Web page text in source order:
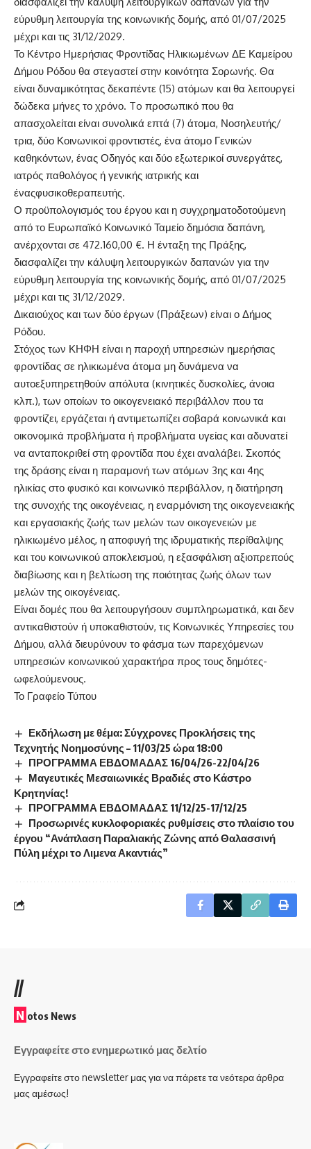
εύρυθμη λειτουργία της κοινωνικής δομής, από 01/07/2025
μέχρι και τις 31/12/2029.
Το Κέντρο Ημερήσιας Φροντίδας Ηλικιωμένων ΔΕ Καμείρου
Δήμου Ρόδου θα στεγαστεί στην κοινότητα Σορωνής. Θα
είναι δυναμικότητας δεκαπέντε (15) ατόμων και θα λειτουργεί
δώδεκα μήνες το χρόνο. To προσωπικό που θα
απασχολείται είναι συνολικά επτά (7) άτομα, Νοσηλευτής/
τρια, δύο Κοινωνικοί φροντιστές, ένα άτομο Γενικών
καθηκόντων, ένας Οδηγός και δύο εξωτερικοί συνεργάτες,
ιατρός παθολόγος ή γενικής ιατρικής και
έναςφυσικοθεραπευτής.
Ο προϋπολογισμός του έργου και η συγχρηματοδοτούμενη
από το Ευρωπαϊκό Κοινωνικό Ταμείο δημόσια δαπάνη,
ανέρχονται σε 472.160,00 €. Η ένταξη της Πράξης,
διασφαλίζει την κάλυψη λειτουργικών δαπανών για την
εύρυθμη λειτουργία της κοινωνικής δομής, από 01/07/2025
μέχρι και τις 31/12/2029.
Δικαιούχος και των δύο έργων (Πράξεων) είναι ο Δήμος
Ρόδου.
Στόχος των ΚΗΦΗ είναι η παροχή υπηρεσιών ημερήσιας
φροντίδας σε ηλικιωμένα άτομα μη δυνάμενα να
αυτοεξυπηρετηθούν απόλυτα (κινητικές δυσκολίες, άνοια
κλπ.), των οποίων το οικογενειακό περιβάλλον που τα
φροντίζει, εργάζεται ή αντιμετωπίζει σοβαρά κοινωνικά και
οικονομικά προβλήματα ή προβλήματα υγείας και αδυνατεί
να ανταποκριθεί στη φροντίδα που έχει αναλάβει. Σκοπός
της δράσης είναι η παραμονή των ατόμων 3ης και 4ης
ηλικίας στο φυσικό και κοινωνικό περιβάλλον, η διατήρηση
της συνοχής της οικογένειας, η εναρμόνιση της οικογενειακής
και εργασιακής ζωής των μελών των οικογενειών με
ηλικιωμένο μέλος, η αποφυγή της ιδρυματικής περίθαλψης
και του κοινωνικού αποκλεισμού, η εξασφάλιση αξιοπρεπούς
διαβίωσης και η βελτίωση της ποιότητας ζωής όλων των
μελών της οικογένειας.
Είναι δομές που θα λειτουργήσουν συμπληρωματικά, και δεν
αντικαθιστούν ή υποκαθιστούν, τις Κοινωνικές Υπηρεσίες του
Δήμου, αλλά διευρύνουν το φάσμα των παρεχόμενων
υπηρεσιών κοινωνικού χαρακτήρα προς τους δημότες-
ωφελούμενους.
Το Γραφείο Τύπου
Εκδήλωση με θέμα: Σύγχρονες Προκλήσεις της
Τεχνητής Νοημοσύνης – 11/03/25 ώρα 18:00
ΠΡΟΓΡΑΜΜΑ ΕΒΔΟΜΑΔΑΣ 16/04/26-22/04/26
Μαγευτικές Μεσαιωνικές Βραδιές στο Κάστρο
Κρητηνίας!
ΠΡΟΓΡΑΜΜΑ ΕΒΔΟΜΑΔΑΣ 11/12/25-17/12/25
Προσωρινές κυκλοφοριακές ρυθμίσεις στο πλαίσιο του
έργου “Ανάπλαση Παραλιακής Ζώνης από Θαλασσινή
Πύλη μέχρι το Λιμενα Ακαντιάς”
//
N otos News
Εγγραφείτε στο ενημερωτικό μας δελτίο
Εγγραφείτε στο newsletter μας για να πάρετε τα νεότερα άρθρα
μας αμέσως!